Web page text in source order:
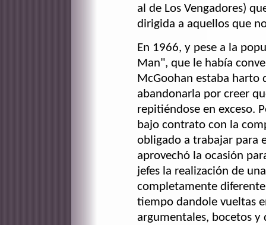
al de Los Vengadores)
dirigida a aquellos que
En 1966, y pese a la
Man", que le había
McGoohan estaba harto
abandonarla por creer
repitiéndose en exceso.
bajo contrato con la
obligado a trabajar para
aprovechó la ocasión
jefes la realización de
completamente
tiempo dandole vueltas
argumentales, bocetos y